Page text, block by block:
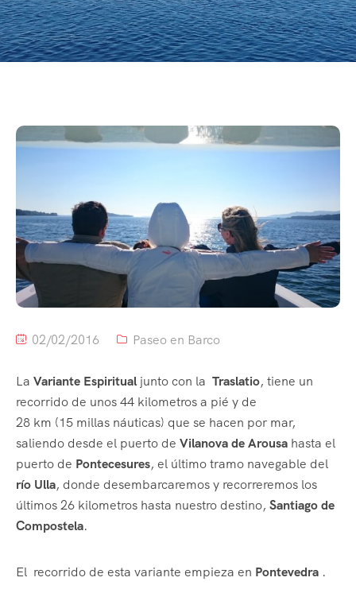
02/02/2016 Paseo en Barco
La Variante Espiritual junto con la Traslatio, tiene un
recorrido de unos 44 kilometros a pié y de
28 km (15 millas náuticas) que se hacen por mar,
saliendo desde el puerto de Vilanova de Arousa hasta el
puerto de Pontecesures, el último tramo navegable del
río Ulla, donde desembarcaremos y recorreremos los
últimos 26 kilometros hasta nuestro destino, Santiago de
Compostela.
El recorrido de esta variante empieza en Pontevedra .